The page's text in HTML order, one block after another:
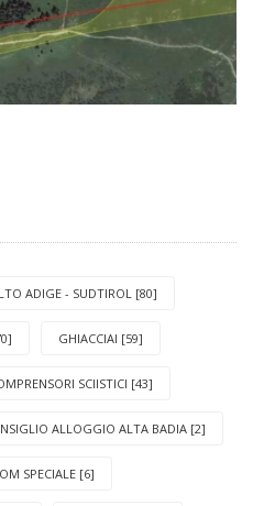
ADIGE - SUDTIROL [80]
GHIACCIAI [59]
SCIISTICI [43]
ALLOGGIO ALTA BADIA [2]
SPECIALE [6]